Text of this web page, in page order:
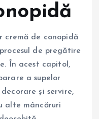
cremă de conopidă
de pregătire
În acest capitol,
a supelor
și servire,
alte mâncăruri